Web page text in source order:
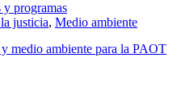
y programas
justicia, Medio ambiente
medio ambiente para la PAOT